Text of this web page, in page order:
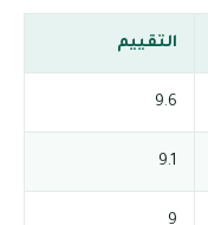
التقييم
9.6
9.1
9